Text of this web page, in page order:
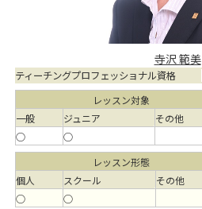
寺沢 範美
ティーチングプロフェッショナル資格
レッスン対象
一般
ジュニア
その他
○
○
レッスン形態
個人
スクール
その他
○
○